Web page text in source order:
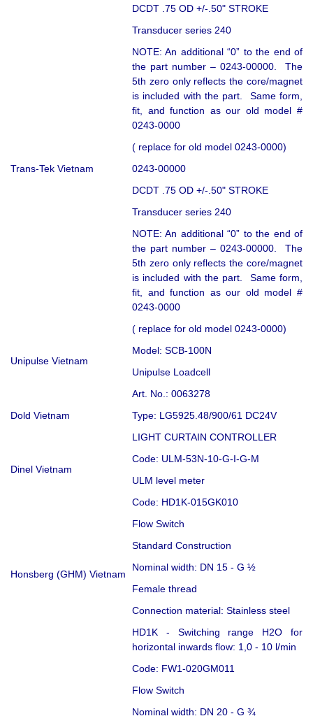
DCDT .75 OD +/-.50" STROKE
Transducer series 240
NOTE: An additional “0” to the end of
the part number – 0243-00000. The
5th zero only reflects the core/magnet
is included with the part. Same form,
fit, and function as our old model #
0243-0000
( replace for old model 0243-0000)
Trans-Tek Vietnam
0243-00000
DCDT .75 OD +/-.50" STROKE
Transducer series 240
NOTE: An additional “0” to the end of
the part number – 0243-00000. The
5th zero only reflects the core/magnet
is included with the part. Same form,
fit, and function as our old model #
0243-0000
( replace for old model 0243-0000)
Unipulse Vietnam
Model: SCB-100N
Unipulse Loadcell
Dold Vietnam
Art. No.: 0063278
Type: LG5925.48/900/61 DC24V
LIGHT CURTAIN CONTROLLER
Dinel Vietnam
Code: ULM-53N-10-G-I-G-M
ULM level meter
Honsberg (GHM) Vietnam
Code: HD1K-015GK010
Flow Switch
Standard Construction
Nominal width: DN 15 - G ½
Female thread
Connection material: Stainless steel
HD1K - Switching range H2O for
horizontal inwards flow: 1,0 - 10 l/min
Code: FW1-020GM011
Flow Switch
Nominal width: DN 20 - G ¾